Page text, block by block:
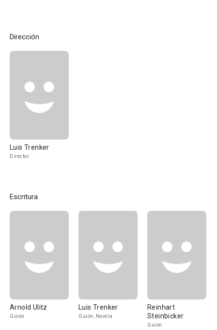
Dirección
Luis Trenker
Director
Escritura
Arnold Ulitz
Guión
Luis Trenker
Guión, Novela
Reinhart
Steinbicker
Guión